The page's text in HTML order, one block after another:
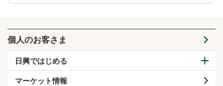
個人のお客さま
日興ではじめる
マーケット情報